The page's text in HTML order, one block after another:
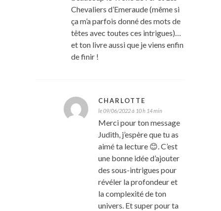
Chevaliers d’Emeraude (même si
ça m’a parfois donné des mots de
têtes avec toutes ces intrigues)…
et ton livre aussi que je viens enfin
de finir !
CHARLOTTE
le 09/06/2022 à 10 h 14 min
Merci pour ton message
Judith, j’espère que tu as
aimé ta lecture 😊. C’est
une bonne idée d’ajouter
des sous-intrigues pour
révéler la profondeur et
la complexité de ton
univers. Et super pour ta